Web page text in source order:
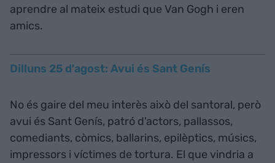
aprendre al mateix estudi que Van Gogh i eren
amics.
Dilluns 25 d'agost: Avui és Sant Genís
No és gaire del meu interès això del santoral, però
avui és Sant Genís, patró d'actors, pallassos,
comediants, còmics, ballarins, epilèptics, músics,
impressors i víctimes de tortura. El que vindria a